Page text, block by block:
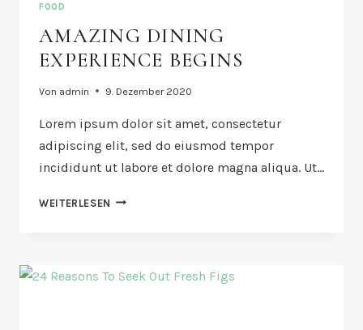
FOOD
AMAZING DINING
EXPERIENCE BEGINS
Von admin 9. Dezember 2020
Lorem ipsum dolor sit amet, consectetur
adipiscing elit, sed do eiusmod tempor
incididunt ut labore et dolore magna aliqua. Ut…
WEITERLESEN AMAZING